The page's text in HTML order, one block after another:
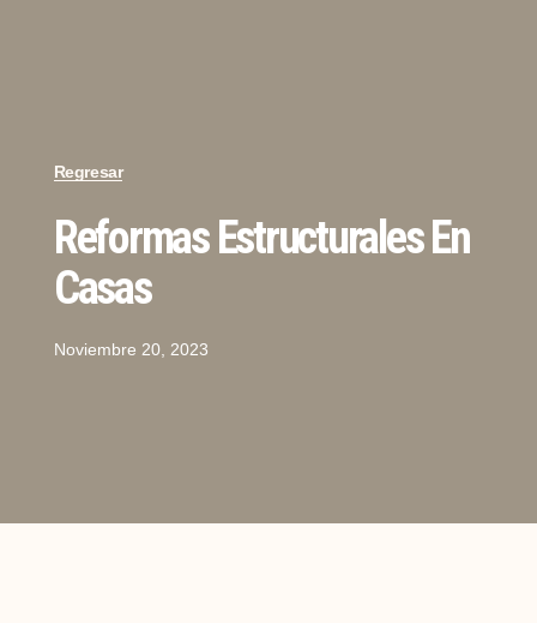
Regresar
Reformas Estructurales En
Casas
Noviembre 20, 2023